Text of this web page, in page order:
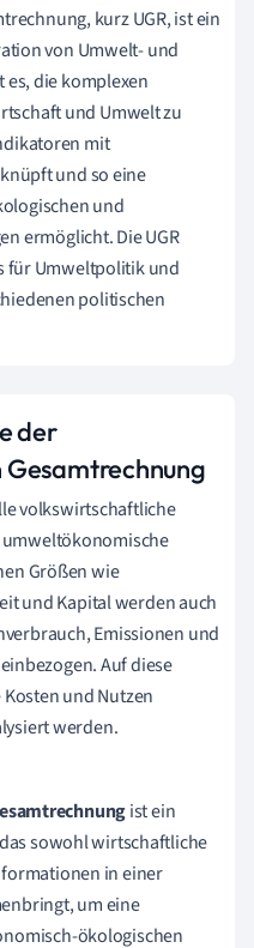
kurz UGR, ist ein
von Umwelt- und
die komplexen
und Umwelt zu
mit
und so eine
und
ermöglicht. Die UGR
für Umweltpolitik und
politischen
der
volkswirtschaftliche
umweltökonomische
Größen wie
und Kapital werden auch
Emissionen und
Auf diese
und Nutzen
werden.
ist ein
sowohl wirtschaftliche
in einer
um eine
ökologischen